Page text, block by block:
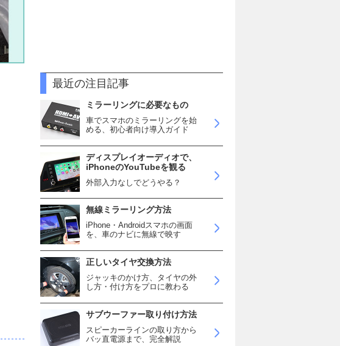
最近の注目記事
ミラーリングに必要なもの
車でスマホのミラーリングを始
める、初心者向け導入ガイド
ディスプレイオーディオで、
iPhoneのYouTubeを観る
外部入力なしでどうやる？
無線ミラーリング方法
iPhone・Androidスマホの画面
を、車のナビに無線で映す
正しいタイヤ交換方法
ジャッキのかけ方、タイヤの外
し方・付け方をプロに教わる
サブウーファー取り付け方法
スピーカーラインの取り方から
バッ直電源まで、完全解説